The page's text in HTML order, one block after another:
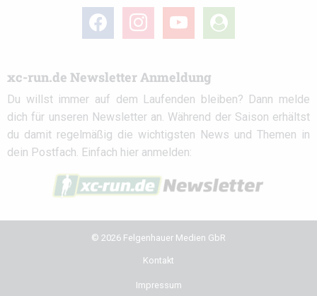
facebook instagramyoutube
user-
circle
xc-run.de Newsletter Anmeldung
Du willst immer auf dem Laufenden bleiben? Dann melde
dich für unseren Newsletter an. Während der Saison erhältst
du damit regelmäßig die wichtigsten News und Themen in
dein Postfach. Einfach hier anmelden:
© 2026 Felgenhauer Medien GbR
Kontakt
Impressum